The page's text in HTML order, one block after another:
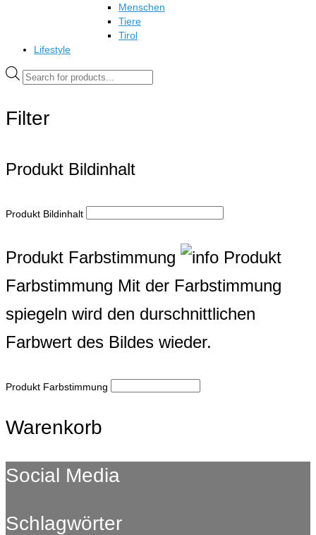
Menschen
Tiere
Tirol
Lifestyle
Products
search
Filter
Produkt Bildinhalt
Produkt Bildinhalt
Produkt Farbstimmung
Produkt
Farbstimmung Mit der Farbstimmung
spiegeln wird den durschnittlichen
Farbwert des Bildes wieder.
Produkt Farbstimmung
Warenkorb
Social Media
Schlagwörter